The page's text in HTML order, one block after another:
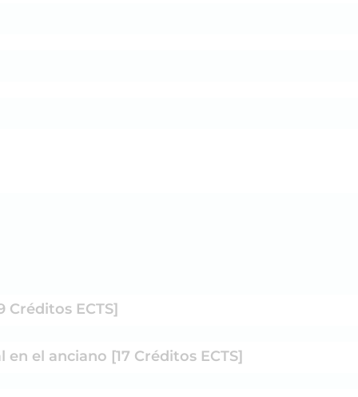
Créditos ECTS]
el anciano [17 Créditos ECTS]